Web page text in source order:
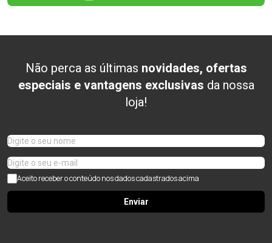
Não perca as últimas novidades, ofertas
especiais e vantagens exclusivas da nossa
loja!
Aceito receber o conteúdo nos dados cadastrados acima
Enviar